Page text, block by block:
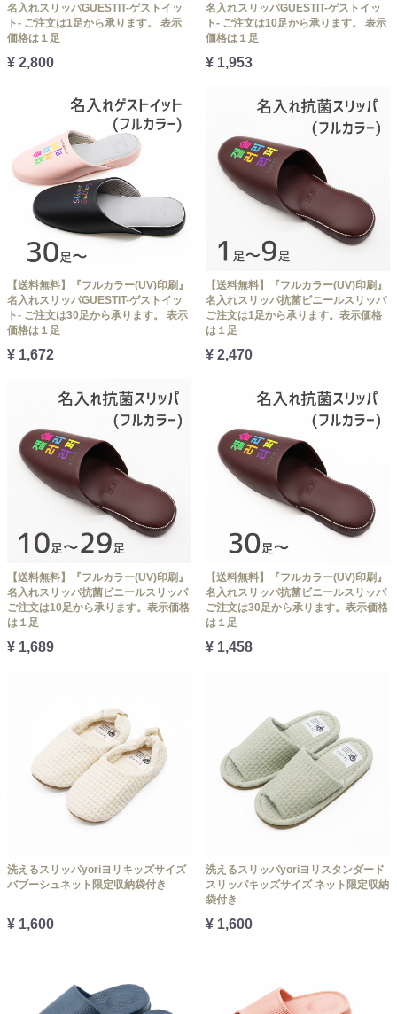
名入れスリッパGUESTIT-ゲストイッ
ト- ご注文は1足から承ります。 表示
価格は１足
¥ 2,800
名入れスリッパGUESTIT-ゲストイッ
ト- ご注文は10足から承ります。 表示
価格は１足
¥ 1,953
【送料無料】『フルカラー(UV)印刷』
名入れスリッパGUESTIT-ゲストイッ
ト- ご注文は30足から承ります。 表示
価格は１足
¥ 1,672
【送料無料】『フルカラー(UV)印刷』
名入れスリッパ抗菌ビニールスリッパ
ご注文は1足から承ります。表示価格
は１足
¥ 2,470
【送料無料】『フルカラー(UV)印刷』
名入れスリッパ抗菌ビニールスリッパ
ご注文は10足から承ります。表示価格
は１足
¥ 1,689
【送料無料】『フルカラー(UV)印刷』
名入れスリッパ抗菌ビニールスリッパ
ご注文は30足から承ります。表示価格
は１足
¥ 1,458
洗えるスリッパyoriヨリキッズサイズ
バブーシュネット限定収納袋付き
¥ 1,600
洗えるスリッパyoriヨリスタンダード
スリッパキッズサイズ ネット限定収納
袋付き
¥ 1,600